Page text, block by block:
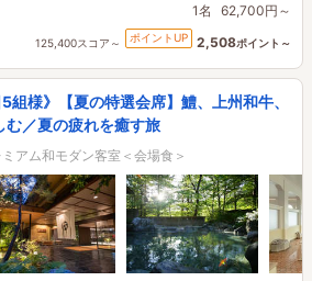
1名 62,700円～
125,400スコア～ ポイントUP 2,508ポイント～
組様》【夏の特選会席】鱧、上州和牛、
／夏の疲れを癒す旅
アム和モダン客室＜会場食＞